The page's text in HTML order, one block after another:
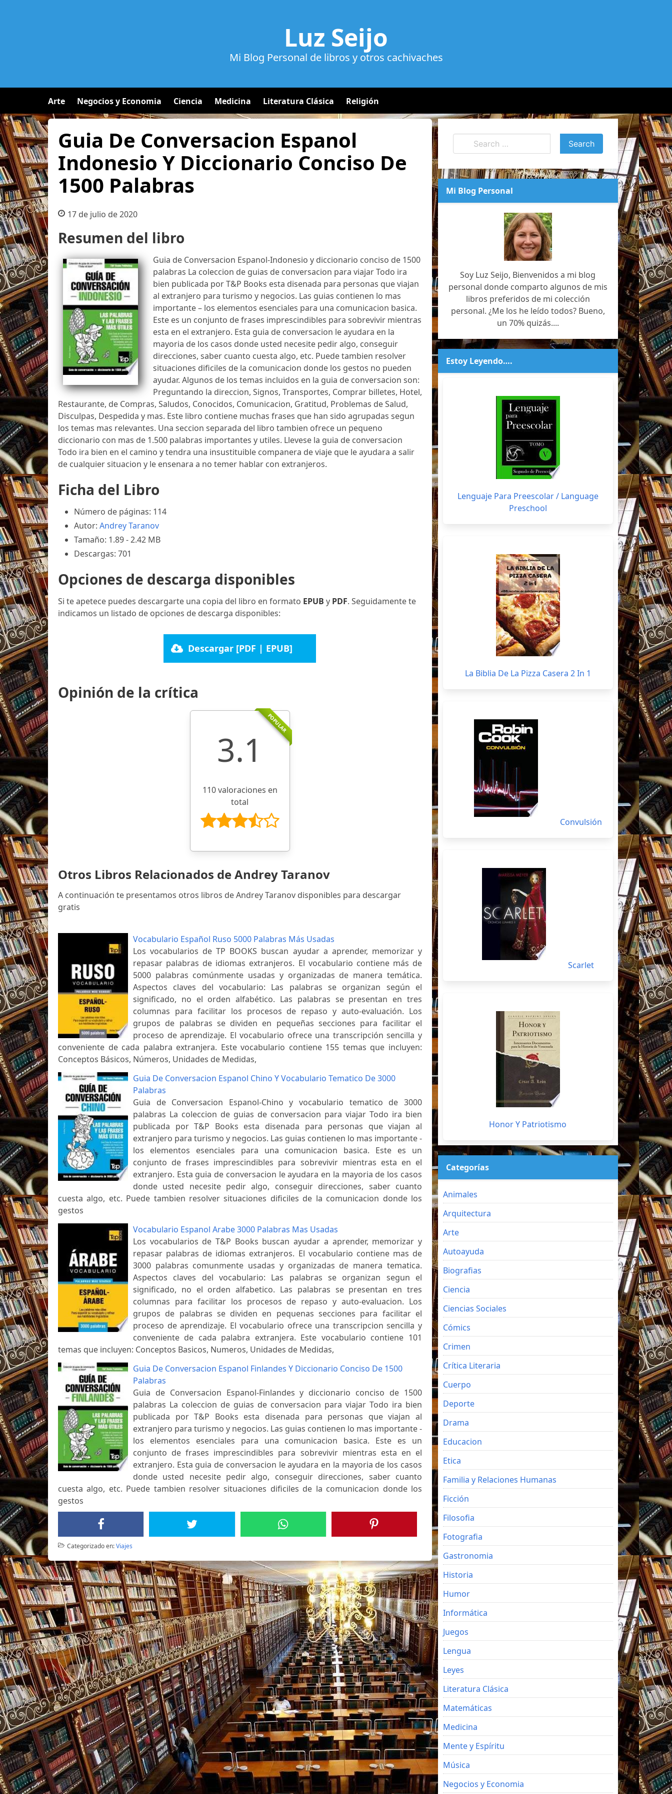
Luz Seijo
Mi Blog Personal de libros y otros cachivaches
Arte Negocios y Economia Ciencia Medicina Literatura Clásica Religión
Guia De Conversacion Espanol
Indonesio Y Diccionario Conciso De
1500 Palabras
17 de julio de 2020
Resumen del libro
Guia de Conversacion Espanol-Indonesio y diccionario conciso de 1500
palabras La coleccion de guias de conversacion para viajar Todo ira
bien publicada por T&P Books esta disenada para personas que viajan
al extranjero para turismo y negocios. Las guias contienen lo mas
importante – los elementos esenciales para una comunicacion basica.
Este es un conjunto de frases imprescindibles para sobrevivir mientras
esta en el extranjero. Esta guia de conversacion le ayudara en la
mayoria de los casos donde usted necesite pedir algo, conseguir
direcciones, saber cuanto cuesta algo, etc. Puede tambien resolver
situaciones dificiles de la comunicacion donde los gestos no pueden
ayudar. Algunos de los temas incluidos en la guia de conversacion son:
Preguntando la direccion, Signos, Transportes, Comprar billetes, Hotel,
Restaurante, de Compras, Saludos, Conocidos, Comunicacion, Gratitud, Problemas de Salud,
Disculpas, Despedida y mas. Este libro contiene muchas frases que han sido agrupadas segun
los temas mas relevantes. Una seccion separada del libro tambien ofrece un pequeno
diccionario con mas de 1.500 palabras importantes y utiles. Llevese la guia de conversacion
Todo ira bien en el camino y tendra una insustituible companera de viaje que le ayudara a salir
de cualquier situacion y le ensenara a no temer hablar con extranjeros.
Ficha del Libro
Número de páginas: 114
Autor: Andrey Taranov
Tamaño: 1.89 - 2.42 MB
Descargas: 701
Opciones de descarga disponibles
Si te apetece puedes descargarte una copia del libro en formato EPUB y PDF. Seguidamente te
indicamos un listado de opciones de descarga disponibles:
Descargar [PDF | EPUB]
Opinión de la crítica
POPULAR
3.1
110 valoraciones en
total
Otros Libros Relacionados de Andrey Taranov
A continuación te presentamos otros libros de Andrey Taranov disponibles para descargar
gratis
Vocabulario Español Ruso 5000 Palabras Más Usadas
Los vocabularios de TP BOOKS buscan ayudar a aprender, memorizar y
repasar palabras de idiomas extranjeros. El vocabulario contiene más de
5000 palabras comúnmente usadas y organizadas de manera temática.
Aspectos claves del vocabulario: Las palabras se organizan según el
significado, no el orden alfabético. Las palabras se presentan en tres
columnas para facilitar los procesos de repaso y auto-evaluación. Los
grupos de palabras se dividen en pequeñas secciones para facilitar el
proceso de aprendizaje. El vocabulario ofrece una transcripción sencilla y
conveniente de cada palabra extranjera. Este vocabulario contiene 155 temas que incluyen:
Conceptos Básicos, Números, Unidades de Medidas,
Guia De Conversacion Espanol Chino Y Vocabulario Tematico De 3000
Palabras
Guia de Conversacion Espanol-Chino y vocabulario tematico de 3000
palabras La coleccion de guias de conversacion para viajar Todo ira bien
publicada por T&P Books esta disenada para personas que viajan al
extranjero para turismo y negocios. Las guias contienen lo mas importante -
los elementos esenciales para una comunicacion basica. Este es un
conjunto de frases imprescindibles para sobrevivir mientras esta en el
extranjero. Esta guia de conversacion le ayudara en la mayoria de los casos
donde usted necesite pedir algo, conseguir direcciones, saber cuanto
cuesta algo, etc. Puede tambien resolver situaciones dificiles de la comunicacion donde los
gestos
Vocabulario Espanol Arabe 3000 Palabras Mas Usadas
Los vocabularios de T&P Books buscan ayudar a aprender, memorizar y
repasar palabras de idiomas extranjeros. El vocabulario contiene mas de
3000 palabras comunmente usadas y organizadas de manera tematica.
Aspectos claves del vocabulario: Las palabras se organizan segun el
significado, no el orden alfabetico. Las palabras se presentan en tres
columnas para facilitar los procesos de repaso y auto-evaluacion. Los
grupos de palabras se dividen en pequenas secciones para facilitar el
proceso de aprendizaje. El vocabulario ofrece una transcripcion sencilla y
conveniente de cada palabra extranjera. Este vocabulario contiene 101
temas que incluyen: Conceptos Basicos, Numeros, Unidades de Medidas,
Guia De Conversacion Espanol Finlandes Y Diccionario Conciso De 1500
Palabras
Guia de Conversacion Espanol-Finlandes y diccionario conciso de 1500
palabras La coleccion de guias de conversacion para viajar Todo ira bien
publicada por T&P Books esta disenada para personas que viajan al
extranjero para turismo y negocios. Las guias contienen lo mas importante -
los elementos esenciales para una comunicacion basica. Este es un
conjunto de frases imprescindibles para sobrevivir mientras esta en el
extranjero. Esta guia de conversacion le ayudara en la mayoria de los casos
donde usted necesite pedir algo, conseguir direcciones, saber cuanto
cuesta algo, etc. Puede tambien resolver situaciones dificiles de la comunicacion donde los
gestos
Categorizado en:Viajes
Mi Blog Personal
Soy Luz Seijo, Bienvenidos a mi blog
personal donde comparto algunos de mis
libros preferidos de mi colección
personal. ¿Me los he leído todos? Bueno,
un 70% quizás....
Estoy Leyendo….
Lenguaje Para Preescolar / Language
Preschool
La Biblia De La Pizza Casera 2 In 1
Convulsión
Scarlet
Honor Y Patriotismo
Categorías
Animales
Arquitectura
Arte
Autoayuda
Biografias
Ciencia
Ciencias Sociales
Cómics
Crimen
Crítica Literaria
Cuerpo
Deporte
Drama
Educacion
Etica
Familia y Relaciones Humanas
Ficción
Filosofia
Fotografia
Gastronomia
Historia
Humor
Informática
Juegos
Lengua
Leyes
Literatura Clásica
Matemáticas
Medicina
Mente y Espíritu
Música
Negocios y Economia